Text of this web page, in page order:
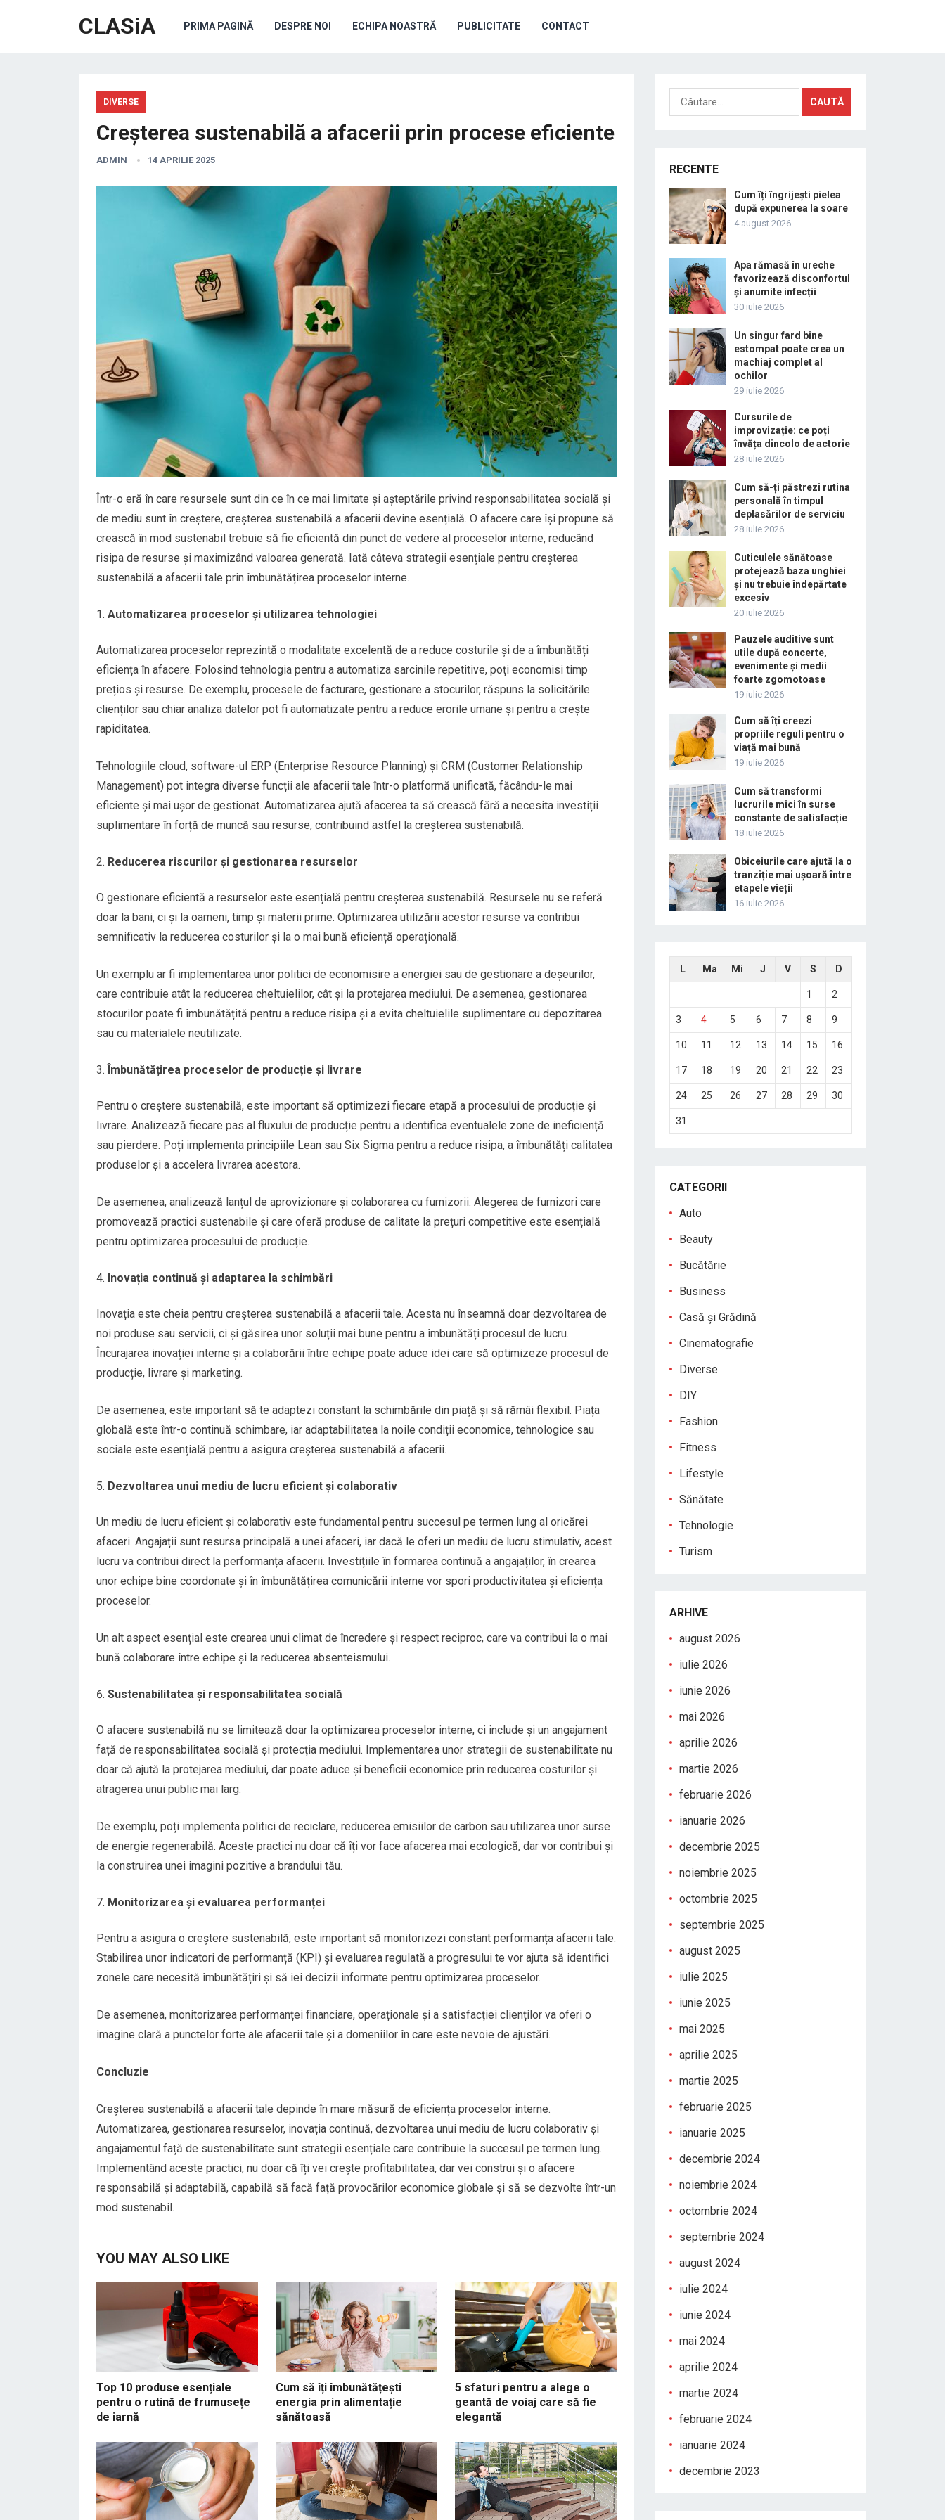
CLASiA PRIMA PAGINĂ DESPRE NOI ECHIPA NOASTRĂ PUBLICITATE CONTACT
DIVERSE
Creșterea sustenabilă a afacerii prin procese eficiente
ADMIN 14 APRILIE 2025
Într-o eră în care resursele sunt din ce în ce mai limitate și așteptările privind responsabilitatea socială și
de mediu sunt în creștere, creșterea sustenabilă a afacerii devine esențială. O afacere care își propune să
crească în mod sustenabil trebuie să fie eficientă din punct de vedere al proceselor interne, reducând
risipa de resurse și maximizând valoarea generată. Iată câteva strategii esențiale pentru creșterea
sustenabilă a afacerii tale prin îmbunătățirea proceselor interne.
Automatizarea proceselor și utilizarea tehnologiei
Automatizarea proceselor reprezintă o modalitate excelentă de a reduce costurile și de a îmbunătăți
eficiența în afacere. Folosind tehnologia pentru a automatiza sarcinile repetitive, poți economisi timp
prețios și resurse. De exemplu, procesele de facturare, gestionare a stocurilor, răspuns la solicitările
clienților sau chiar analiza datelor pot fi automatizate pentru a reduce erorile umane și pentru a crește
rapiditatea.
Tehnologiile cloud, software-ul ERP (Enterprise Resource Planning) și CRM (Customer Relationship
Management) pot integra diverse funcții ale afacerii tale într-o platformă unificată, făcându-le mai
eficiente și mai ușor de gestionat. Automatizarea ajută afacerea ta să crească fără a necesita investiții
suplimentare în forță de muncă sau resurse, contribuind astfel la creșterea sustenabilă.
Reducerea riscurilor și gestionarea resurselor
O gestionare eficientă a resurselor este esențială pentru creșterea sustenabilă. Resursele nu se referă
doar la bani, ci și la oameni, timp și materii prime. Optimizarea utilizării acestor resurse va contribui
semnificativ la reducerea costurilor și la o mai bună eficiență operațională.
Un exemplu ar fi implementarea unor politici de economisire a energiei sau de gestionare a deșeurilor,
care contribuie atât la reducerea cheltuielilor, cât și la protejarea mediului. De asemenea, gestionarea
stocurilor poate fi îmbunătățită pentru a reduce risipa și a evita cheltuielile suplimentare cu depozitarea
sau cu materialele neutilizate.
Îmbunătățirea proceselor de producție și livrare
Pentru o creștere sustenabilă, este important să optimizezi fiecare etapă a procesului de producție și
livrare. Analizează fiecare pas al fluxului de producție pentru a identifica eventualele zone de ineficiență
sau pierdere. Poți implementa principiile Lean sau Six Sigma pentru a reduce risipa, a îmbunătăți calitatea
produselor și a accelera livrarea acestora.
De asemenea, analizează lanțul de aprovizionare și colaborarea cu furnizorii. Alegerea de furnizori care
promovează practici sustenabile și care oferă produse de calitate la prețuri competitive este esențială
pentru optimizarea procesului de producție.
Inovația continuă și adaptarea la schimbări
Inovația este cheia pentru creșterea sustenabilă a afacerii tale. Acesta nu înseamnă doar dezvoltarea de
noi produse sau servicii, ci și găsirea unor soluții mai bune pentru a îmbunătăți procesul de lucru.
Încurajarea inovației interne și a colaborării între echipe poate aduce idei care să optimizeze procesul de
producție, livrare și marketing.
De asemenea, este important să te adaptezi constant la schimbările din piață și să rămâi flexibil. Piața
globală este într-o continuă schimbare, iar adaptabilitatea la noile condiții economice, tehnologice sau
sociale este esențială pentru a asigura creșterea sustenabilă a afacerii.
Dezvoltarea unui mediu de lucru eficient și colaborativ
Un mediu de lucru eficient și colaborativ este fundamental pentru succesul pe termen lung al oricărei
afaceri. Angajații sunt resursa principală a unei afaceri, iar dacă le oferi un mediu de lucru stimulativ, acest
lucru va contribui direct la performanța afacerii. Investițiile în formarea continuă a angajaților, în crearea
unor echipe bine coordonate și în îmbunătățirea comunicării interne vor spori productivitatea și eficiența
proceselor.
Un alt aspect esențial este crearea unui climat de încredere și respect reciproc, care va contribui la o mai
bună colaborare între echipe și la reducerea absenteismului.
Sustenabilitatea și responsabilitatea socială
O afacere sustenabilă nu se limitează doar la optimizarea proceselor interne, ci include și un angajament
față de responsabilitatea socială și protecția mediului. Implementarea unor strategii de sustenabilitate nu
doar că ajută la protejarea mediului, dar poate aduce și beneficii economice prin reducerea costurilor și
atragerea unui public mai larg.
De exemplu, poți implementa politici de reciclare, reducerea emisiilor de carbon sau utilizarea unor surse
de energie regenerabilă. Aceste practici nu doar că îți vor face afacerea mai ecologică, dar vor contribui și
la construirea unei imagini pozitive a brandului tău.
Monitorizarea și evaluarea performanței
Pentru a asigura o creștere sustenabilă, este important să monitorizezi constant performanța afacerii tale.
Stabilirea unor indicatori de performanță (KPI) și evaluarea regulată a progresului te vor ajuta să identifici
zonele care necesită îmbunătățiri și să iei decizii informate pentru optimizarea proceselor.
De asemenea, monitorizarea performanței financiare, operaționale și a satisfacției clienților va oferi o
imagine clară a punctelor forte ale afacerii tale și a domeniilor în care este nevoie de ajustări.
Concluzie
Creșterea sustenabilă a afacerii tale depinde în mare măsură de eficiența proceselor interne.
Automatizarea, gestionarea resurselor, inovația continuă, dezvoltarea unui mediu de lucru colaborativ și
angajamentul față de sustenabilitate sunt strategii esențiale care contribuie la succesul pe termen lung.
Implementând aceste practici, nu doar că îți vei crește profitabilitatea, dar vei construi și o afacere
responsabilă și adaptabilă, capabilă să facă față provocărilor economice globale și să se dezvolte într-un
mod sustenabil.
YOU MAY ALSO LIKE
Top 10 produse esențiale
pentru o rutină de frumusețe
de iarnă
Cum să îți îmbunătățești
energia prin alimentație
sănătoasă
5 sfaturi pentru a alege o
geantă de voiaj care să fie
elegantă
Caută
după:
RECENTE
Cum îți îngrijești pielea
după expunerea la soare
4 august 2026
Apa rămasă în ureche
favorizează disconfortul
și anumite infecții
30 iulie 2026
Un singur fard bine
estompat poate crea un
machiaj complet al
ochilor
29 iulie 2026
Cursurile de
improvizație: ce poți
învăța dincolo de actorie
28 iulie 2026
Cum să-ți păstrezi rutina
personală în timpul
deplasărilor de serviciu
28 iulie 2026
Cuticulele sănătoase
protejează baza unghiei
și nu trebuie îndepărtate
excesiv
20 iulie 2026
Pauzele auditive sunt
utile după concerte,
evenimente și medii
foarte zgomotoase
19 iulie 2026
Cum să îți creezi
propriile reguli pentru o
viață mai bună
19 iulie 2026
Cum să transformi
lucrurile mici în surse
constante de satisfacție
18 iulie 2026
Obiceiurile care ajută la o
tranziție mai ușoară între
etapele vieții
16 iulie 2026
L Ma Mi J V S D
1 2
3 4 5 6 7 8 9
10 11 12 13 14 15 16
17 18 19 20 21 22 23
24 25 26 27 28 29 30
31
CATEGORII
Auto
Beauty
Bucătărie
Business
Casă și Grădină
Cinematografie
Diverse
DIY
Fashion
Fitness
Lifestyle
Sănătate
Tehnologie
Turism
ARHIVE
august 2026
iulie 2026
iunie 2026
mai 2026
aprilie 2026
martie 2026
februarie 2026
ianuarie 2026
decembrie 2025
noiembrie 2025
octombrie 2025
septembrie 2025
august 2025
iulie 2025
iunie 2025
mai 2025
aprilie 2025
martie 2025
februarie 2025
ianuarie 2025
decembrie 2024
noiembrie 2024
octombrie 2024
septembrie 2024
august 2024
iulie 2024
iunie 2024
mai 2024
aprilie 2024
martie 2024
februarie 2024
ianuarie 2024
decembrie 2023